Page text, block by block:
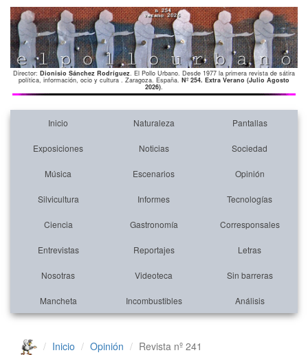
Director: Dionisio Sánchez Rodríguez. El Pollo Urbano. Desde 1977 la primera revista de sátira
política, información, ocio y cultura . Zaragoza. España. Nº 254. Extra Verano (Julio Agosto
2026).
Inicio Naturaleza Pantallas
Exposiciones Noticias Sociedad
Música Escenarios Opinión
Silvicultura Informes Tecnologías
Ciencia Gastronomía Corresponsales
Entrevistas Reportajes Letras
Nosotras Videoteca Sin barreras
Mancheta Incombustibles Análisis
Inicio Opinión Revista nº 241